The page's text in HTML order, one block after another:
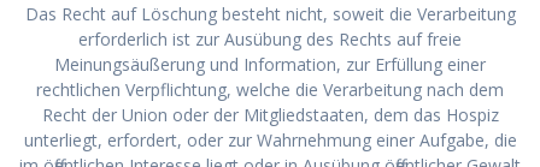
Das Recht auf Löschung besteht nicht, soweit die Verarbeitung
erforderlich ist zur Ausübung des Rechts auf freie
Meinungsäußerung und Information, zur Erfüllung einer
rechtlichen Verpflichtung, welche die Verarbeitung nach dem
Recht der Union oder der Mitgliedstaaten, dem das Hospiz
unterliegt, erfordert, oder zur Wahrnehmung einer Aufgabe, die